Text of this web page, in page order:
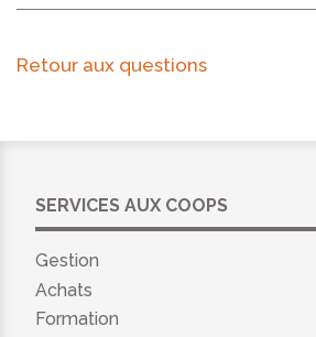
Retour aux questions
SERVICES AUX COOPS
Gestion
Achats
Formation